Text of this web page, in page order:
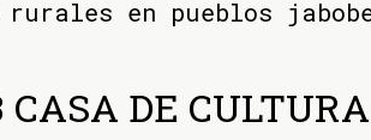
rurales en pueblos
CASA DE CULTURA